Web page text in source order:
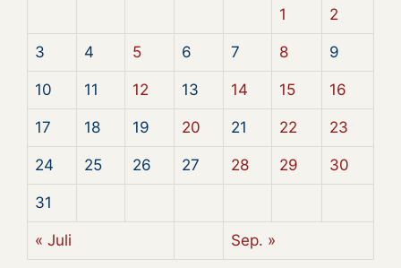
1 2
3 4 5 6 7 8 9
10 11 12 13 14 15 16
17 18 19 20 21 22 23
24 25 26 27 28 29 30
31
« Juli Sep. »